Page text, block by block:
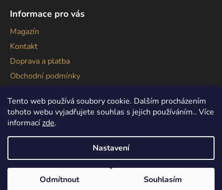
Tento web používá soubory cookie. Dalším procházením
tohoto webu vyjadřujete souhlas s jejich používáním.. Více
informacízde.
Nastavení
Odmítnout Souhlasím
Informace pro vás
Magazín
Kontakt
Doprava a platba
Obchodní podmínky
Vytvořil Shoptet
Copyright 2026Gallagher. Všechna práva vyhrazena.
Upravit nastavení cookies